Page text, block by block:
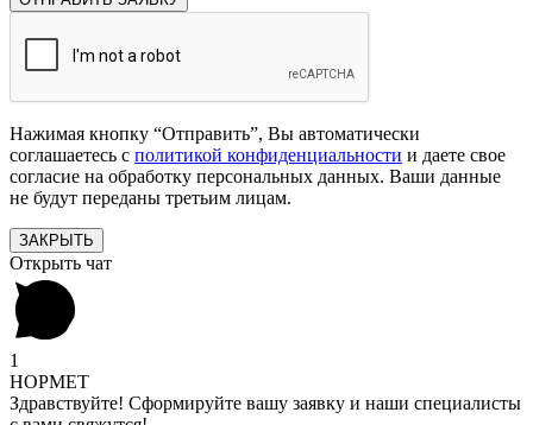
Нажимая кнопку “Отправить”, Вы автоматически
соглашаетесь с политикой конфиденциальности и даете свое
согласие на обработку персональных данных. Ваши данные
не будут переданы третьим лицам.
ЗАКРЫТЬ
Открыть чат
1
НОРМЕТ
Здравствуйте! Сформируйте вашу заявку и наши специалисты